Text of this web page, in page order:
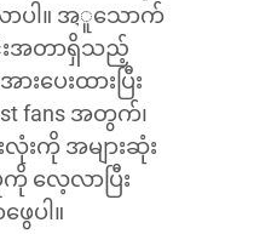
ာပါ။ အุူသောက်
င်းအတာရှိသည့်
ပေးထားပြီး
fans အတွက်၊
းကို အများဆုံး
လေ့လာပြီး
ပါ။